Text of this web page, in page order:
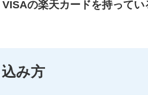
の楽天カードを持って
み方